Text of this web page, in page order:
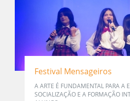
Festival Mensageiros
A ARTE É FUNDAMENTAL PARA A
SOCIALIZAÇÃO E A FORMAÇÃO